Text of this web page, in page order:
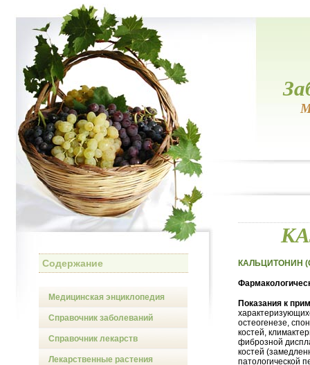
Содержание
Медицинская энциклопедия
Справочник заболеваний
Справочник лекарств
Лекарственные растения
КАЛЬЦИТОНИН
Показания к
остеогенезе,
костей,
фиброзной
костей
патологической